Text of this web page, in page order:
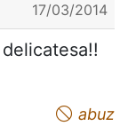
17/03/2014
abuz